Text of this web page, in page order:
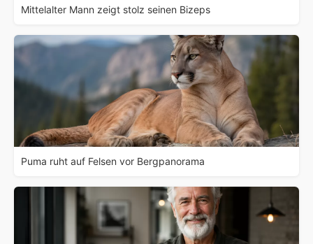
Mittelalter Mann zeigt stolz seinen Bizeps
Puma ruht auf Felsen vor Bergpanorama